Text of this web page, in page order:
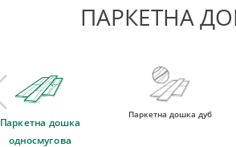
ПАРКЕТНА
Паркетна дошка
односмугова
Паркетна дошка дуб